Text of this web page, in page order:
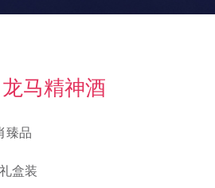
马精神酒
臻品
盒装